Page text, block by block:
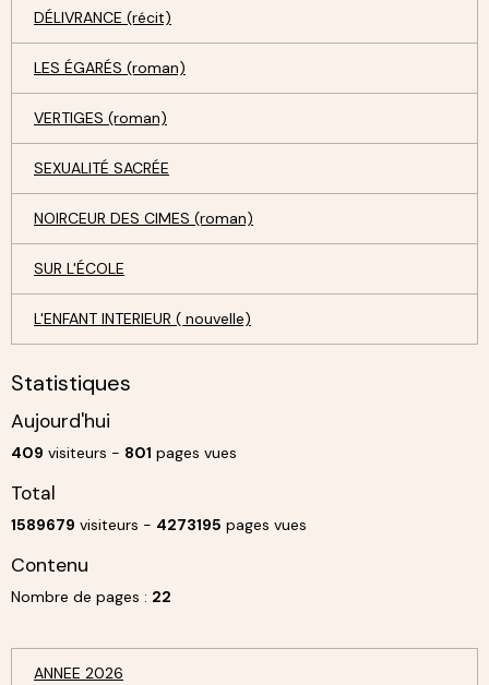
DÉLIVRANCE (récit)
LES ÉGARÉS (roman)
VERTIGES (roman)
SEXUALITÉ SACRÉE
NOIRCEUR DES CIMES (roman)
SUR L'ÉCOLE
L'ENFANT INTERIEUR ( nouvelle)
Statistiques
Aujourd'hui
409 visiteurs - 801 pages vues
Total
1589679 visiteurs - 4273195 pages vues
Contenu
Nombre de pages : 22
ANNEE 2026